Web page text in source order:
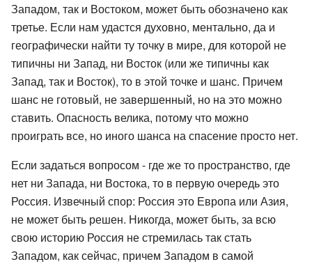
Западом, так и Востоком, может быть обозначено как
третье. Если нам удастся духовно, ментально, да и
географически найти ту точку в мире, для которой не
типичны ни Запад, ни Восток (или же типичны как
Запад, так и Восток), то в этой точке и шанс. Причем
шанс не готовый, не завершенный, но на это можно
ставить. Опасность велика, потому что можно
проиграть все, но иного шанса на спасение просто нет.
Если задаться вопросом - где же то пространство, где
нет ни Запада, ни Востока, то в первую очередь это
Россия. Извечный спор: Россия это Европа или Азия,
не может быть решен. Никогда, может быть, за всю
свою историю Россия не стремилась так стать
Западом, как сейчас, причем Западом в самой